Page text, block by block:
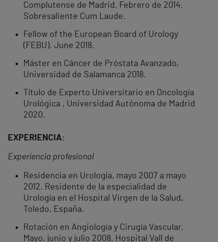
Complutense de Madrid. Febrero de 2014.
Sobresaliente Cum Laude.
Fellow of the European Board of Urology
(FEBU). June 2018.
Máster en Cáncer de Próstata Avanzado,
Universidad de Salamanca 2018.
Título de Experto Universitario en Oncología
Urológica , Universidad Autónoma de Madrid
2020.
EXPERIENCIA:
Experiencia profesional
Residencia en Urología, mayo 2007 a mayo
2012. Residente de la especialidad de
Urología en el Hospital Virgen de la Salud,
Toledo, España.
Rotación en Angiología y Cirugía Vascular.
Mayo, junio y julio 2008. Hospital Vall de